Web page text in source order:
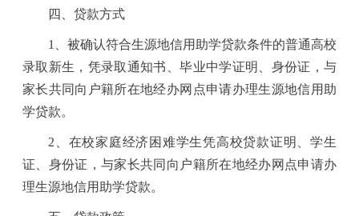
四、贷款方式
1
、被确认符合生源地信用助学贷款条件的普通高校
录取新生，凭录取通知书、毕业中学证明、身份证，与
家长共同向户籍所在地经办网点申请办理生源地信用助
学贷款。
2 、在校家庭经济困难学生凭高校贷款证明、学生
证、身份证，与家长共同向户籍所在地经办网点申请办
理生源地信用助学贷款。